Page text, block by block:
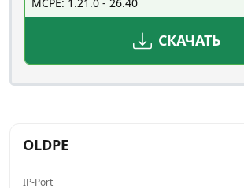
СКАЧАТЬ
OLDPE
IP-Port